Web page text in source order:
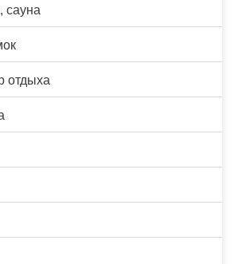
сауна
отдыха